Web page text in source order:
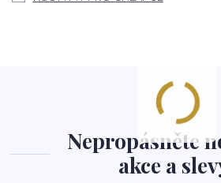
Nepropásněte
akce a